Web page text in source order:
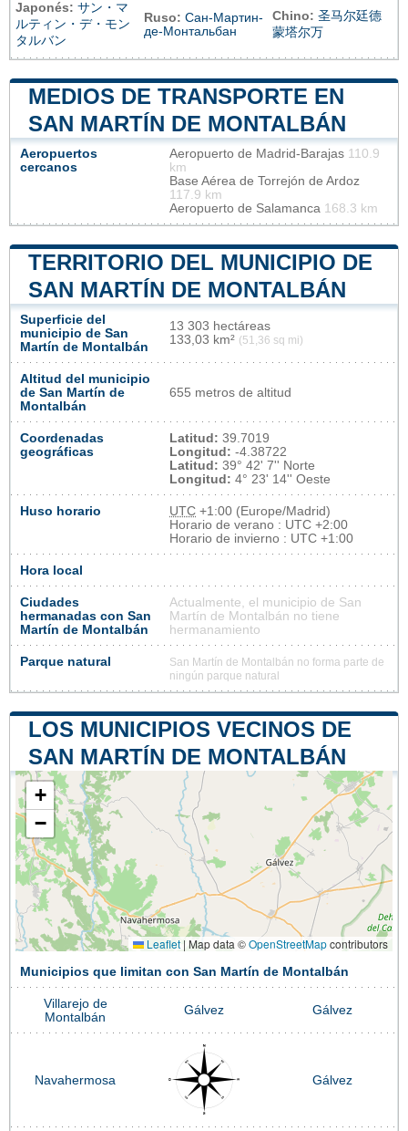
Japonés: サン・マ
ルティン・デ・モン
タルバン
Ruso: Сан-Мартин-
де-Монтальбан
Chino: 圣马尔廷德
蒙塔尔万
MEDIOS DE TRANSPORTE EN
SAN MARTÍN DE MONTALBÁN
Aeropuertos
cercanos
Aeropuerto de Madrid-Barajas 110.9
km
Base Aérea de Torrejón de Ardoz
117.9 km
Aeropuerto de Salamanca 168.3 km
TERRITORIO DEL MUNICIPIO DE
SAN MARTÍN DE MONTALBÁN
Superficie del
municipio de San
Martín de Montalbán
13 303 hectáreas
133,03 km² (51,36 sq mi)
Altitud del municipio
de San Martín de
Montalbán
655 metros de altitud
Coordenadas
geográficas
Latitud: 39.7019
Longitud: -4.38722
Latitud: 39° 42' 7'' Norte
Longitud: 4° 23' 14'' Oeste
Huso horario UTC +1:00 (Europe/Madrid)
Horario de verano : UTC +2:00
Horario de invierno : UTC +1:00
Hora local
Ciudades
hermanadas con San
Martín de Montalbán
Actualmente, el municipio de San
Martín de Montalbán no tiene
hermanamiento
Parque natural
San Martín de Montalbán no forma parte de
ningún parque natural
LOS MUNICIPIOS VECINOS DE
SAN MARTÍN DE MONTALBÁN
+
−
Leaflet | Map data ©OpenStreetMapcontributors
Municipios que limitan con San Martín de Montalbán
Villarejo de
Montalbán
Gálvez Gálvez
Navahermosa Gálvez